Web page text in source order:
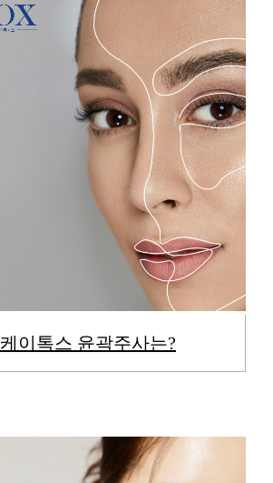
케이톡스 윤곽주사는?